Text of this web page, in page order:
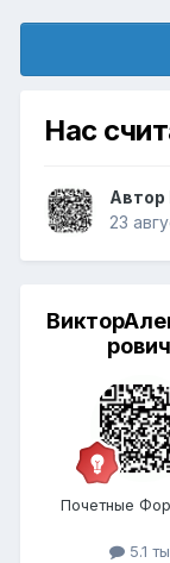
Нас
Автор
23
рович
Почетные
5.1